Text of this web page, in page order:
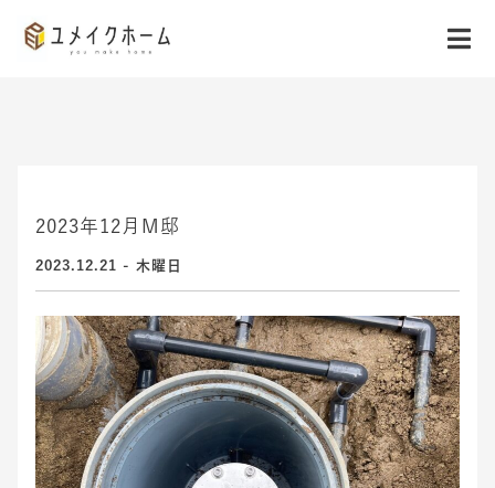
2023年12月M邸
2023.12.21 - 木曜日